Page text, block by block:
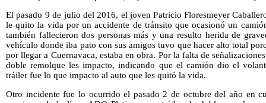
El pasado 9 de julio del 2016, el joven Patricio Floresmeyer
le quito la vida por un accidente de tránsito que ocasionó un
también fallecieron dos personas más y una resulto herida de
vehículo donde iba pato con sus amigos tuvo que hacer alto total
por llegar a Cuernavaca, estaba en obra. Por la falta de
doble remolque les impacto, indicando que el camión dio el
tráiler fue lo que impacto al auto que les quitó la vida.
Otro incidente fue lo ocurrido el pasado 2 de octubre del año en